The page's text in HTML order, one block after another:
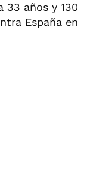
33 años y 130
España en